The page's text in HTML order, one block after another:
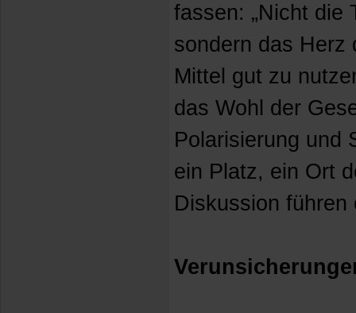
fassen: „Nicht die
sondern das Herz
Mittel gut zu
das Wohl der
Polarisierung und
ein Platz, ein Ort
Diskussion führen